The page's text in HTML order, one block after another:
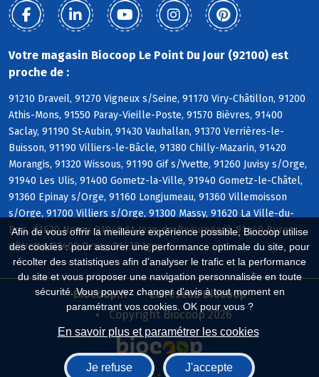
Afin de vous offrir la meilleure expérience possible, Biocoop utilise
des cookies : pour assurer une performance optimale du site, pour
récolter des statistiques afin d'analyser le trafic et la performance
du site et vous proposer une navigation personnalisée en toute
sécurité. Vous pouvez changer d'avis à tout moment en
paramétrant vos cookies. OK pour vous ?
En savoir plus et paramétrer les cookies
Je refuse J'accepte
Votre magasin Biocoop Le Point Du Jour (92100) est
proche de :
91210 Draveil, 91270 Vigneux s/Seine, 91170 Viry-Châtillon, 91200
Athis-Mons, 91550 Paray-Vieille-Poste, 91570 Bièvres, 91400
Saclay, 91190 St-Aubin, 91430 Vauhallan, 91370 Verrières-le-
Buisson, 91190 Villiers-le-Bâcle, 91380 Chilly-Mazarin, 91420
Morangis, 91320 Wissous, 91190 Gif s/Yvette, 91260 Juvisy s/Orge,
91940 Les Ulis, 91400 Gometz-la-Ville, 91940 Gometz-le-Châtel,
91360 Epinay s/Orge, 91160 Longjumeau, 91360 Villemoisson
s/Orge, 91700 Villiers s/Orge, 91300 Massy, 91620 La Ville-du-
Bois, 91620 Nozay, 91940 St-Jean-de-Beauregard, 91440 Bures
s/Yvette, 91400 Orsay, 91430 Igny
Biocoop.fr
Le réseau Biocoop
Copyright Biocoop 2026